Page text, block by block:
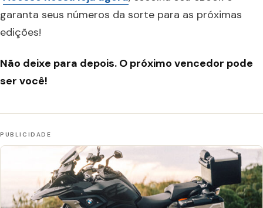
garanta seus números da sorte para as próximas
edições!
Não deixe para depois. O próximo vencedor pode
ser você!